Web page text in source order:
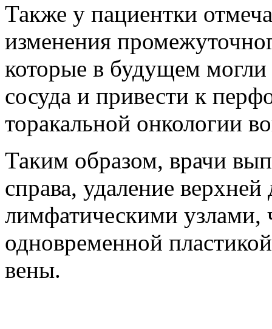
Также у пациентки
изменения
которые в будущем могли
сосуда и привести к
торакальной онкологии
Таким образом, врачи
справа, удаление верхней
лимфатическими узлами,
одновременной
вены.